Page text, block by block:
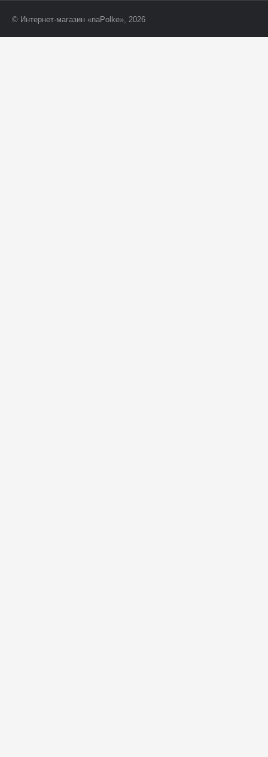
© Интернет-магазин «naPolke», 2026